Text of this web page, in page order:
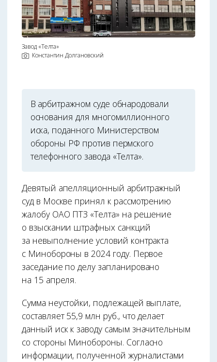
Завод «Телта»
Константин Долгановский
В арбитражном суде обнародовали
основания для многомиллионного
иска, поданного Министерством
обороны РФ против пермского
телефонного завода «Телта».
Девятый апелляционный арбитражный
суд в Москве принял к рассмотрению
жалобу ОАО ПТЗ «Телта» на решение
о взыскании штрафных санкций
за невыполнение условий контракта
с Минобороны в 2024 году. Первое
заседание по делу запланировано
на 15 апреля.
Сумма неустойки, подлежащей выплате,
составляет 55,9 млн руб., что делает
данный иск к заводу самым значительным
со стороны Минобороны. Согласно
информации, полученной журналистами